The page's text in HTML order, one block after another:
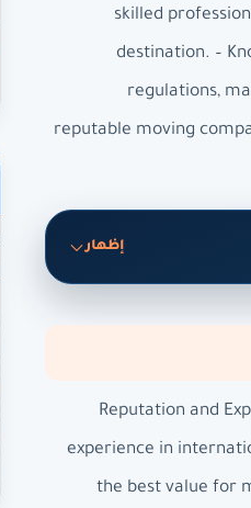
skilled
destination. –
regulations,
reputable moving
إظهار
– Reputation and
experience in
the best value for